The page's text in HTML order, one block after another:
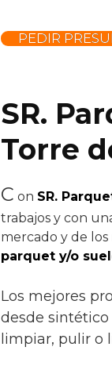
PEDIR
SR.
Torre
C on SR.
trabajos y con
mercado y de
parquet y/o
Los mejores
desde
limpiar, pulir o